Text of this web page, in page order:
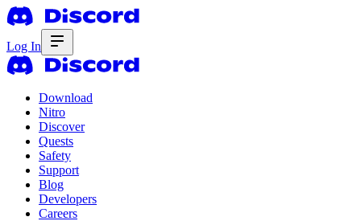
Log In
Download
Nitro
Discover
Quests
Safety
Support
Blog
Developers
Careers